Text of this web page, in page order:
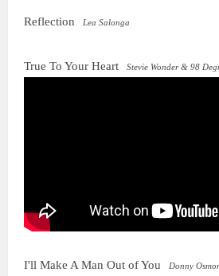
Reflection Lea Salonga
True To Your Heart Stevie Wonder & 98
I'll Make A Man Out of You Donny